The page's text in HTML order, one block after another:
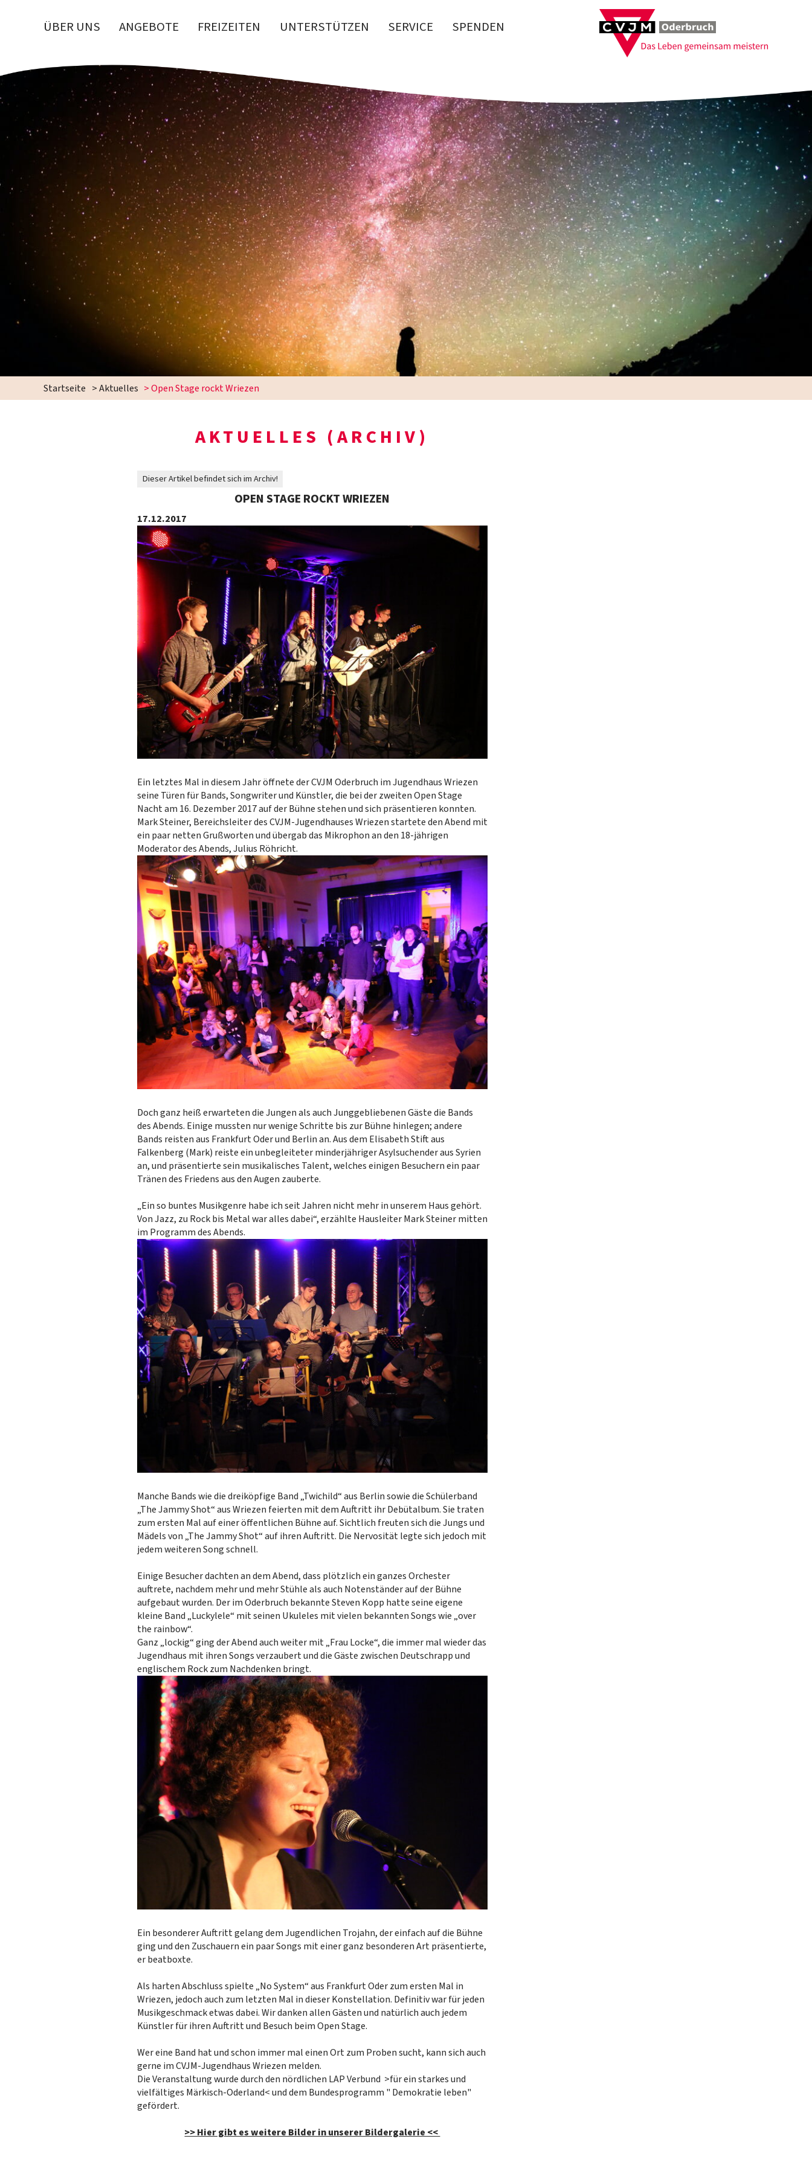
ÜBER UNS ANGEBOTE FREIZEITEN UNTERSTÜTZEN SERVICE SPENDEN
Startseite >Aktuelles >Open Stage rockt Wriezen
AKTUELLES (ARCHIV)
Dieser Artikel befindet sich im Archiv!
OPEN STAGE ROCKT WRIEZEN
17.12.2017
Ein letztes Mal in diesem Jahr öffnete der CVJM Oderbruch im Jugendhaus Wriezen
seine Türen für Bands, Songwriter und Künstler, die bei der zweiten Open Stage
Nacht am 16. Dezember 2017 auf der Bühne stehen und sich präsentieren konnten.
Mark Steiner, Bereichsleiter des CVJM-Jugendhauses Wriezen startete den Abend mit
ein paar netten Grußworten und übergab das Mikrophon an den 18-jährigen
Moderator des Abends, Julius Röhricht.
Doch ganz heiß erwarteten die Jungen als auch Junggebliebenen Gäste die Bands
des Abends. Einige mussten nur wenige Schritte bis zur Bühne hinlegen; andere
Bands reisten aus Frankfurt Oder und Berlin an. Aus dem Elisabeth Stift aus
Falkenberg (Mark) reiste ein unbegleiteter minderjähriger Asylsuchender aus Syrien
an, und präsentierte sein musikalisches Talent, welches einigen Besuchern ein paar
Tränen des Friedens aus den Augen zauberte.
„Ein so buntes Musikgenre habe ich seit Jahren nicht mehr in unserem Haus gehört.
Von Jazz, zu Rock bis Metal war alles dabei“, erzählte Hausleiter Mark Steiner mitten
im Programm des Abends.
Manche Bands wie die dreiköpfige Band „Twichild“ aus Berlin sowie die Schülerband
„The Jammy Shot“ aus Wriezen feierten mit dem Auftritt ihr Debütalbum. Sie traten
zum ersten Mal auf einer öffentlichen Bühne auf. Sichtlich freuten sich die Jungs und
Mädels von „The Jammy Shot“ auf ihren Auftritt. Die Nervosität legte sich jedoch mit
jedem weiteren Song schnell.
Einige Besucher dachten an dem Abend, dass plötzlich ein ganzes Orchester
auftrete, nachdem mehr und mehr Stühle als auch Notenständer auf der Bühne
aufgebaut wurden. Der im Oderbruch bekannte Steven Kopp hatte seine eigene
kleine Band „Luckylele“ mit seinen Ukuleles mit vielen bekannten Songs wie „over
the rainbow“.
Ganz „lockig“ ging der Abend auch weiter mit „Frau Locke“, die immer mal wieder das
Jugendhaus mit ihren Songs verzaubert und die Gäste zwischen Deutschrapp und
englischem Rock zum Nachdenken bringt.
Ein besonderer Auftritt gelang dem Jugendlichen Trojahn, der einfach auf die Bühne
ging und den Zuschauern ein paar Songs mit einer ganz besonderen Art präsentierte,
er beatboxte.
Als harten Abschluss spielte „No System“ aus Frankfurt Oder zum ersten Mal in
Wriezen, jedoch auch zum letzten Mal in dieser Konstellation. Definitiv war für jeden
Musikgeschmack etwas dabei. Wir danken allen Gästen und natürlich auch jedem
Künstler für ihren Auftritt und Besuch beim Open Stage.
Wer eine Band hat und schon immer mal einen Ort zum Proben sucht, kann sich auch
gerne im CVJM-Jugendhaus Wriezen melden.
Die Veranstaltung wurde durch den nördlichen LAP Verbund >für ein starkes und
vielfältiges Märkisch-Oderland< und dem Bundesprogramm " Demokratie leben"
gefördert.
>> Hier gibt es weitere Bilder in unserer Bildergalerie <<